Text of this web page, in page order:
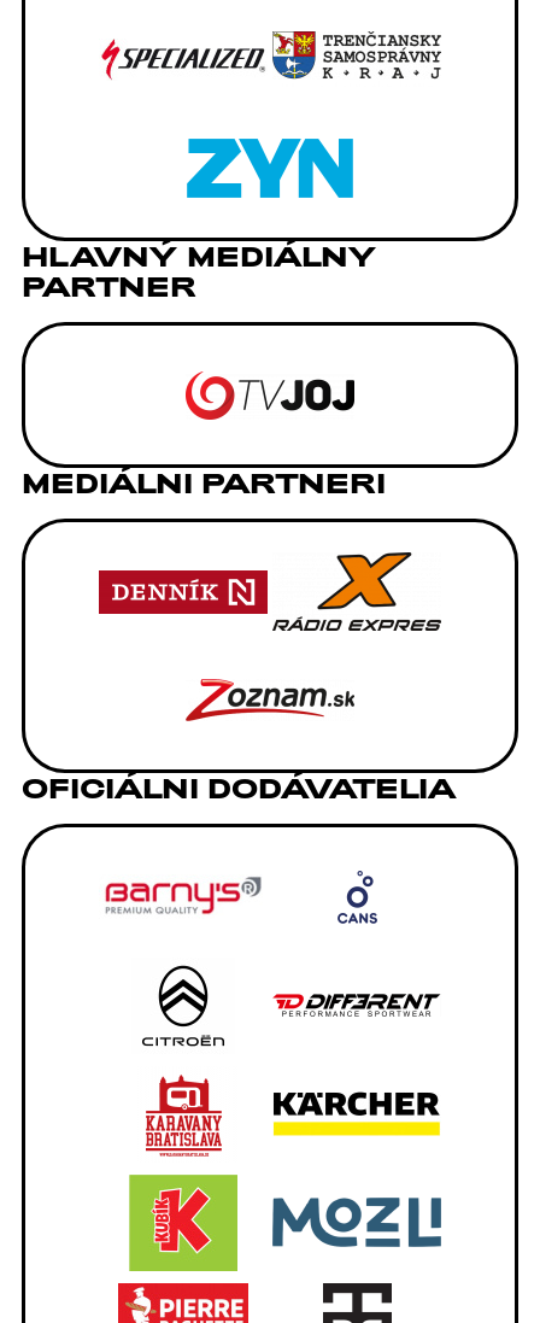
HLAVNÝ MEDIÁLNY
PARTNER
MEDIÁLNI PARTNERI
OFICIÁLNI DODÁVATELIA